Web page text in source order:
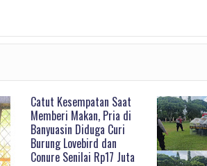
Catut Kesempatan Saat
Memberi Makan, Pria di
Banyuasin Diduga Curi
Burung Lovebird dan
Conure Senilai Rp17 Juta